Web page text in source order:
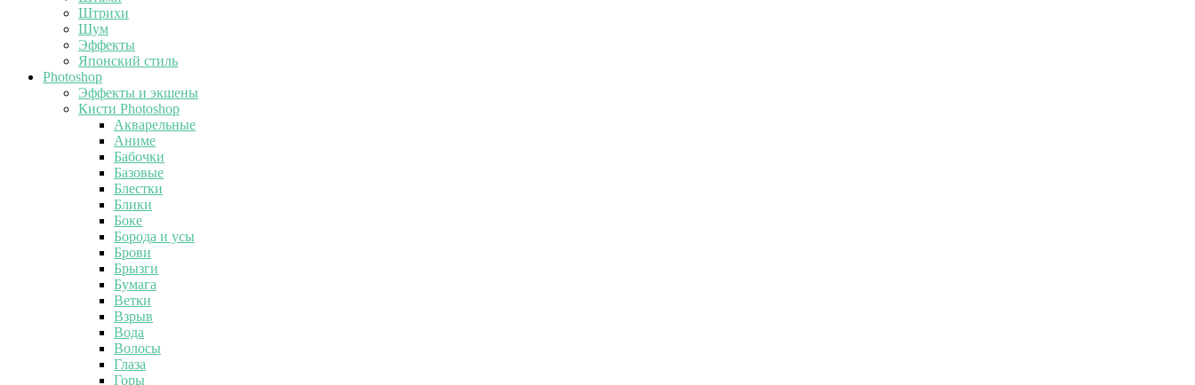
Штрихи
Шум
Эффекты
Японский стиль
Photoshop
Эффекты и экшены
Кисти Photoshop
Акварельные
Аниме
Бабочки
Базовые
Блестки
Блики
Боке
Борода и усы
Брови
Брызги
Бумага
Ветки
Взрыв
Вода
Волосы
Глаза
Горы